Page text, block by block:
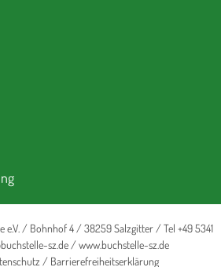
e.V. / Bohnhof 4 / 38259 Salzgitter / Tel +49 5341
sz.de/www.buchstelle-sz.de
/ Barrierefreiheitserklärung